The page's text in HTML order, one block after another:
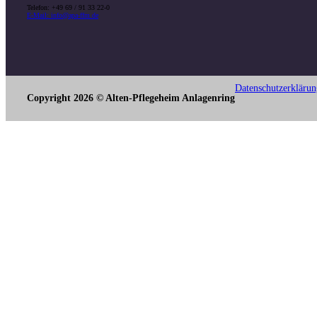
Telefon: +49 69 / 91 33 22-0
E-Mail: info@apa-ffm.de
Copyright 2026 © Alten-Pflegeheim Anlagenring